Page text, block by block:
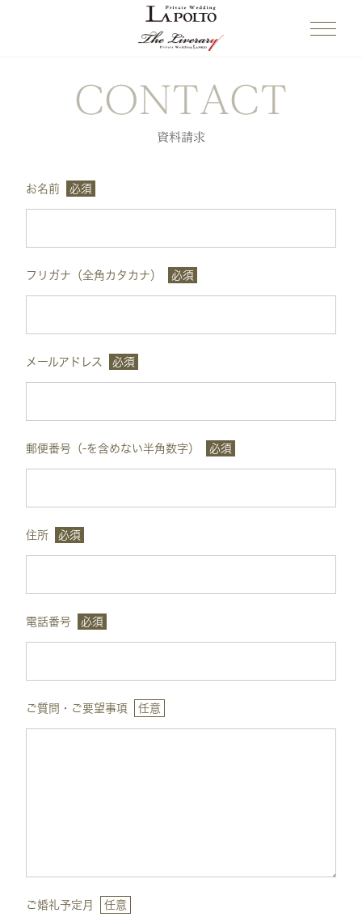
CONTACT
資料請求
お名前 必須
フリガナ（全角カタカナ） 必須
メールアドレス 必須
郵便番号（-を含めない半角数字） 必須
住所 必須
電話番号 必須
ご質問・ご要望事項 任意
ご婚礼予定月 任意